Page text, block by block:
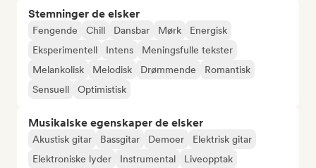
Stemninger de elsker
Fengende Chill Dansbar Mørk
Energisk
Eksperimentell
Intens
Meningsfulle tekster
Melankolisk
Melodisk Drømmende
Romantisk
Sensuell
Optimistisk
Musikalske egenskaper de elsker
Akustisk gitar Bassgitar Demoer
Elektrisk gitar
Elektroniske lyder
Instrumental
Liveopptak